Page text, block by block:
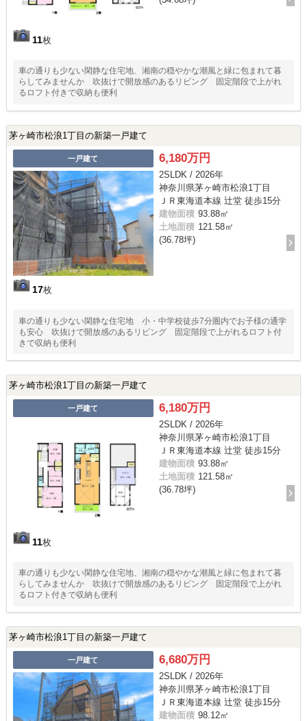
11枚
車の通りも少ない閑静な住宅地、湘南の穏やかな潮風と緑に包まれて暮
らしてみませんか 吹抜けで開放感のあるリビング 固定階段で上がれ
るロフト付きで収納も便利
茅ヶ崎市松浪1丁目の新築一戸建て
一戸建て
17枚
6,180万円
2SLDK / 2026年
神奈川県茅ヶ崎市松浪1丁目
ＪＲ東海道本線 辻堂 徒歩15分
建物面積 93.88㎡
土地面積 121.58㎡
(36.78坪)
車の通りも少ない閑静な住宅地 小・中学校徒歩7分圏内でお子様の通学
も安心 吹抜けで開放感のあるリビング 固定階段で上がれるロフト付
きで収納も便利
茅ヶ崎市松浪1丁目の新築一戸建て
一戸建て
11枚
6,180万円
2SLDK / 2026年
神奈川県茅ヶ崎市松浪1丁目
ＪＲ東海道本線 辻堂 徒歩15分
建物面積 93.88㎡
土地面積 121.58㎡
(36.78坪)
車の通りも少ない閑静な住宅地、湘南の穏やかな潮風と緑に包まれて暮
らしてみませんか 吹抜けで開放感のあるリビング 固定階段で上がれ
るロフト付きで収納も便利
茅ヶ崎市松浪1丁目の新築一戸建て
一戸建て 6,680万円
2SLDK / 2026年
神奈川県茅ヶ崎市松浪1丁目
ＪＲ東海道本線 辻堂 徒歩15分
建物面積 98.12㎡